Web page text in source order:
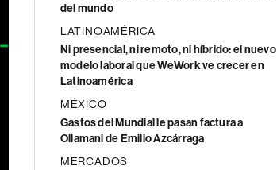
del mundo
LATINOAMÉRICA
Ni presencial, ni remoto, ni híbrido: el nuevo
modelo laboral que WeWork ve crecer en
Latinoamérica
MÉXICO
Gastos del Mundial le pasan factura a
Ollamani de Emilio Azcárraga
MERCADOS